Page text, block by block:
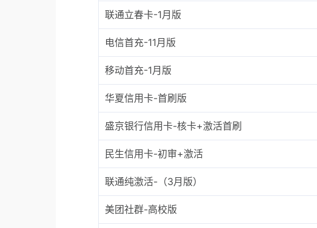
联通立春卡-1月版
电信首充-11月版
移动首充-1月版
华夏信用卡-首刷版
盛京银行信用卡-核卡+激活首刷
民生信用卡-初审+激活
联通纯激活-（3月版）
美团社群-高校版